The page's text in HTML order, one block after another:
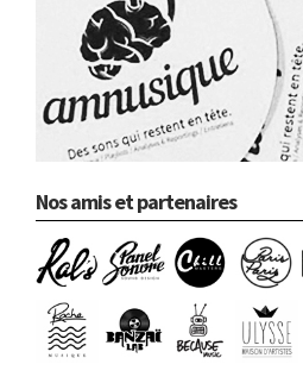
Nos amis et partenaires